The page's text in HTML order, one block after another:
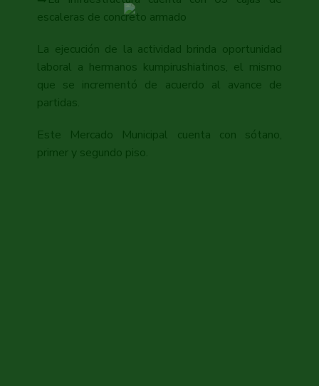
escaleras de concreto armado
La ejecución de la actividad brinda oportunidad
laboral a hermanos kumpirushiatinos, el mismo
que se incrementó de acuerdo al avance de
partidas.
Este Mercado Municipal cuenta con sótano,
primer y segundo piso.